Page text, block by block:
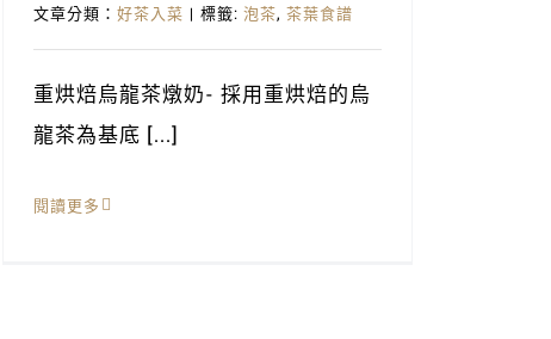
文章分類：好茶入菜 | 標籤:泡茶,茶葉食譜
重烘焙烏龍茶燉奶- 採用重烘焙的烏
龍茶為基底 [...]
閱讀更多